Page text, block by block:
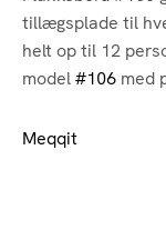
tillægsplade til
helt op til 12
model#106 med
Meqqit